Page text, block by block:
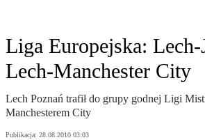
Liga Europejska: Lech-
Lech-Manchester City
Lech Poznań trafił do grupy godnej Ligi
Manchesterem City
Publikacja: 28.08.2010 03:03